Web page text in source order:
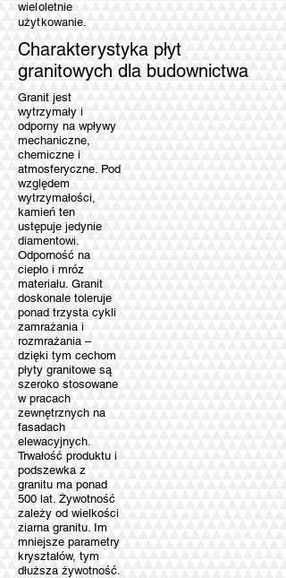
wieloletnie
użytkowanie.
Charakterystyka płyt
granitowych dla budownictwa
Granit jest
wytrzymały i
odporny na wpływy
mechaniczne,
chemiczne i
atmosferyczne. Pod
względem
wytrzymałości,
kamień ten
ustępuje jedynie
diamentowi.
Odporność na
ciepło i mróz
materiału. Granit
doskonale toleruje
ponad trzysta cykli
zamrażania i
rozmrażania –
dzięki tym cechom
płyty granitowe są
szeroko stosowane
w pracach
zewnętrznych na
fasadach
elewacyjnych.
Trwałość produktu i
podszewka z
granitu ma ponad
500 lat. Żywotność
zależy od wielkości
ziarna granitu. Im
mniejsze parametry
kryształów, tym
dłuższa żywotność.